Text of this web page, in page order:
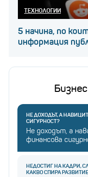
ТЕХНОЛОГИИ
5 начина, по
информация
НЕ ДОХОДЪТ, А
СИГУРНОСТ?
Не доходът, а
финансова
НЕДОСТИГ НА КАДРИ,
КАКВО СПИРА